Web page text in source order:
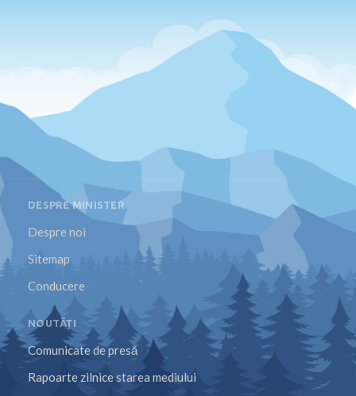
DESPRE MINISTER
Despre noi
Sitemap
Conducere
NOUTĂȚI
Comunicate de presă
Rapoarte zilnice starea mediului